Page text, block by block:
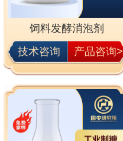
饲料发酵消泡剂
技术咨询
产品咨询>